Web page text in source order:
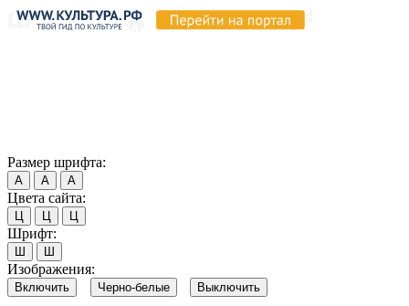
Размер шрифта:
А А А
Цвета сайта:
Ц Ц Ц
Шрифт:
Ш Ш
Изображения:
Включить Черно-белые Выключить